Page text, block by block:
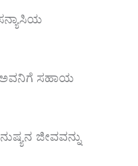
ಅವನಿಗೆ ಸಹಾಯ
ಜೀವವನ್ನು